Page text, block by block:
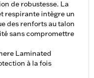
de robustesse. La
respirante intègre un
des renforts au talon
sans compromettre
Laminated
à la fois